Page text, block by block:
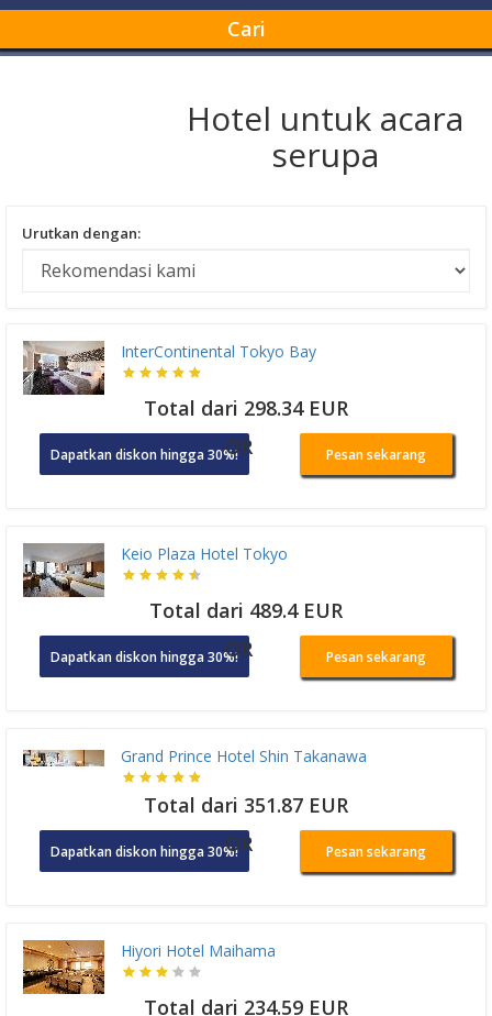
Cari
Hotel untuk acara
serupa
Urutkan dengan:
InterContinental Tokyo Bay
Total dari 298.34 EUR
Dapatkan diskon hingga 30%!OR Pesan sekarang
Keio Plaza Hotel Tokyo
Total dari 489.4 EUR
Dapatkan diskon hingga 30%!OR Pesan sekarang
Grand Prince Hotel Shin Takanawa
Total dari 351.87 EUR
Dapatkan diskon hingga 30%!OR Pesan sekarang
Hiyori Hotel Maihama
Total dari 234.59 EUR